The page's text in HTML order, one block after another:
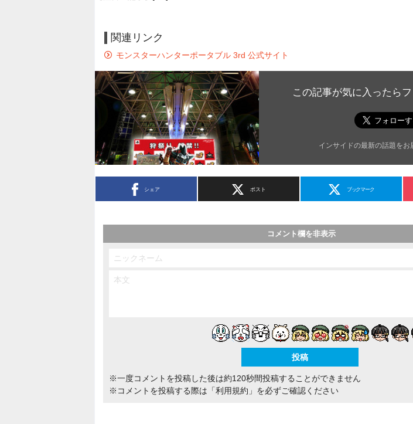
関連リンク
モンスターハンターポータブル 3rd 公式サイト
この記事が気に入ったら
インサイドの最新の話題をお
シェア ポスト ブックマーク
コメント欄を非表示
※一度コメントを投稿した後は約120秒間投稿することができません
※コメントを投稿する際は 「利用規約」 を必ずご確認ください